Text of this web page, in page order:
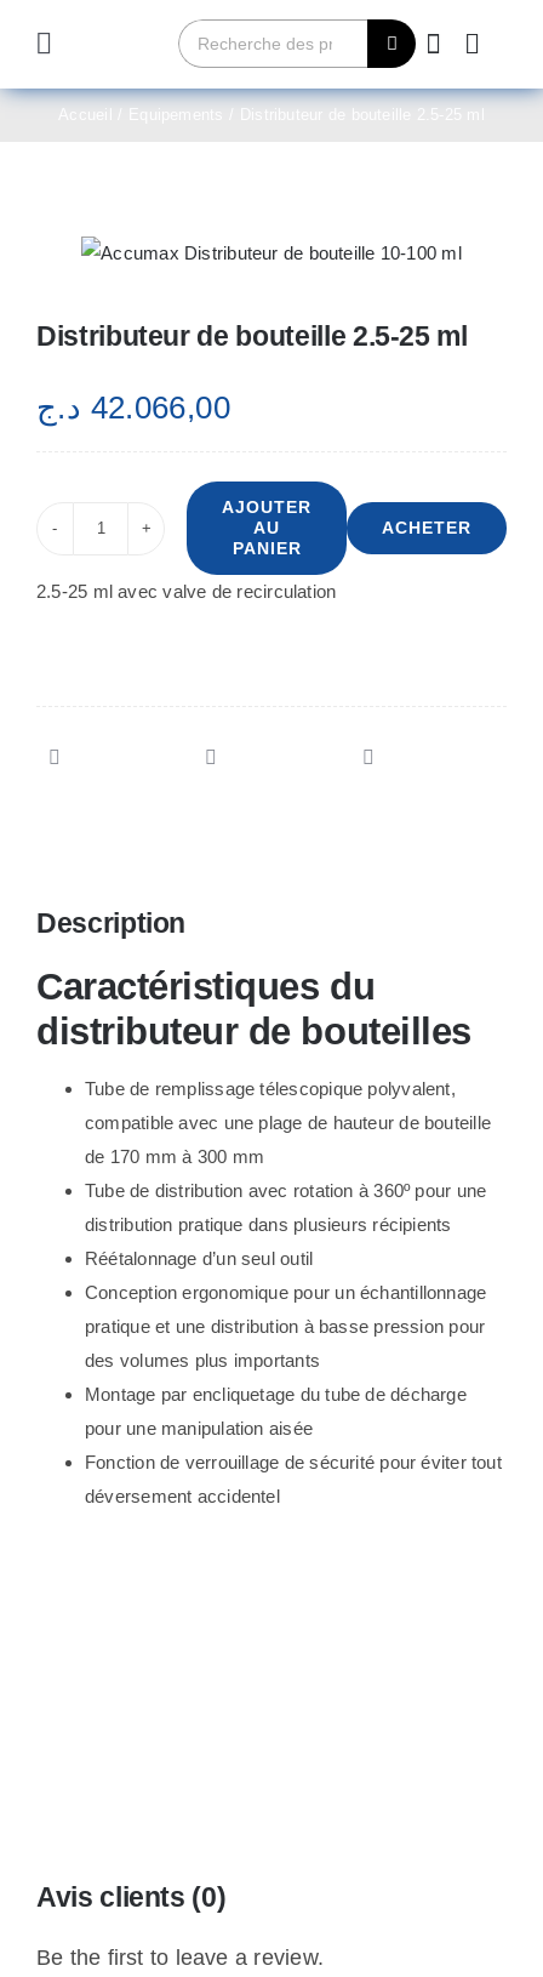
Toggle
Navigation
Home
Contact
Achetez maintenant
Rechercher:
Accueil Equipements Distributeur de bouteille 2.5-25 ml
Distributeur de bouteille 2.5-25 ml
42.066,00 د.ج
AJOUTER
AU
PANIER
ACHETER
2.5-25 ml avec valve de recirculation
Description
Caractéristiques du
distributeur de bouteilles
Tube de remplissage télescopique polyvalent,
compatible avec une plage de hauteur de bouteille
de 170 mm à 300 mm
Tube de distribution avec rotation à 360º pour une
distribution pratique dans plusieurs récipients
Réétalonnage d’un seul outil
Conception ergonomique pour un échantillonnage
pratique et une distribution à basse pression pour
des volumes plus importants
Montage par encliquetage du tube de décharge
pour une manipulation aisée
Fonction de verrouillage de sécurité pour éviter tout
déversement accidentel
Avis clients (0)
Be the first to leave a review.